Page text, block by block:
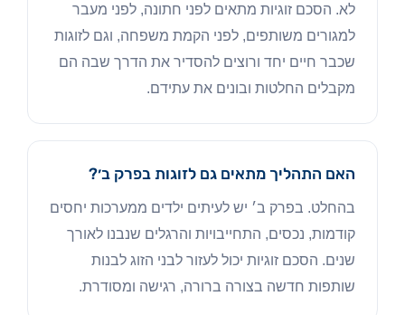
לא. הסכם זוגיות מתאים לפני חתונה, לפני מעבר
למגורים משותפים, לפני הקמת משפחה, וגם לזוגות
שכבר חיים יחד ורוצים להסדיר את הדרך שבה הם
מקבלים החלטות ובונים את עתידם.
האם התהליך מתאים גם לזוגות בפרק ב׳?
בהחלט. בפרק ב׳ יש לעיתים ילדים ממערכות יחסים
קודמות, נכסים, התחייבויות והרגלים שנבנו לאורך
שנים. הסכם זוגיות יכול לעזור לבני הזוג לבנות
שותפות חדשה בצורה ברורה, רגישה ומסודרת.